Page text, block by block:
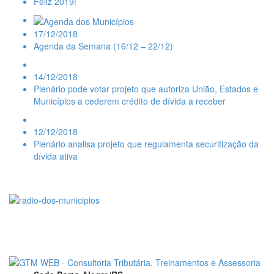
17/12/2018
Agenda da Semana (16/12 – 22/12)
14/12/2018
Plenário pode votar projeto que autoriza União, Estados e
Municípios a cederem crédito de dívida a receber
12/12/2018
Plenário analisa projeto que regulamenta securitização da
dívida ativa